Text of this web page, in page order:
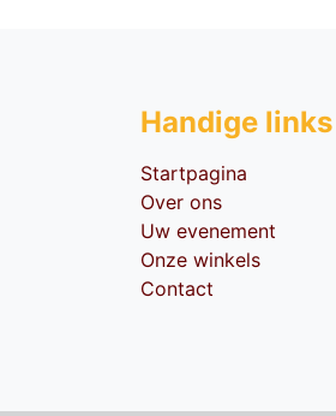
Handige li​nks
Startpagina
Over ons
Uw evenement
Onze winkels
Contact